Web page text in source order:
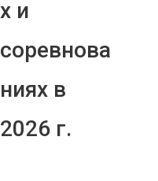
х и
соревнова
ниях в
2026 г.